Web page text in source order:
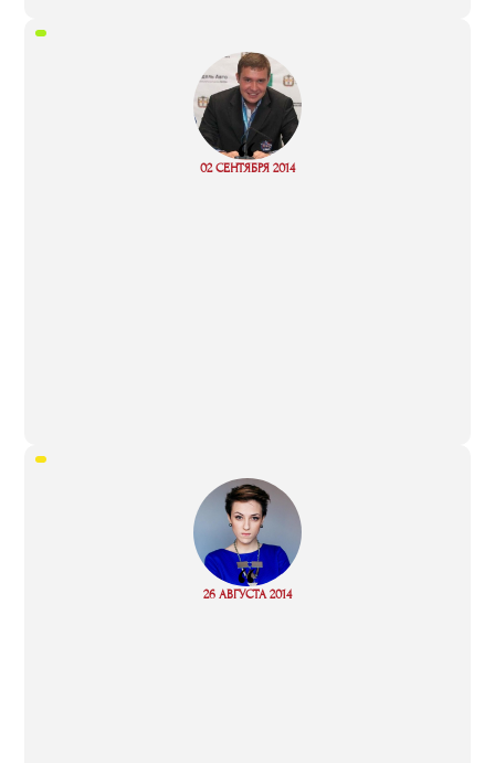
“
02 СЕНТЯБРЯ 2014
“
26 АВГУСТА 2014
Read